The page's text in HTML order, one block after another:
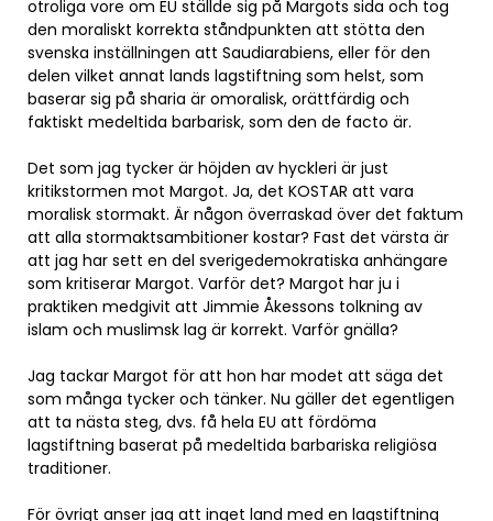
otroliga vore om EU ställde sig på Margots sida och tog
den moraliskt korrekta ståndpunkten att stötta den
svenska inställningen att Saudiarabiens, eller för den
delen vilket annat lands lagstiftning som helst, som
baserar sig på sharia är omoralisk, orättfärdig och
faktiskt medeltida barbarisk, som den de facto är.
Det som jag tycker är höjden av hyckleri är just
kritikstormen mot Margot. Ja, det KOSTAR att vara
moralisk stormakt. Är någon överraskad över det faktum
att alla stormaktsambitioner kostar? Fast det värsta är
att jag har sett en del sverigedemokratiska anhängare
som kritiserar Margot. Varför det? Margot har ju i
praktiken medgivit att Jimmie Åkessons tolkning av
islam och muslimsk lag är korrekt. Varför gnälla?
Jag tackar Margot för att hon har modet att säga det
som många tycker och tänker. Nu gäller det egentligen
att ta nästa steg, dvs. få hela EU att fördöma
lagstiftning baserat på medeltida barbariska religiösa
traditioner.
För övrigt anser jag att inget land med en lagstiftning